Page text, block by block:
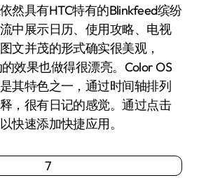
然具有HTC特有的Blinkfeed缤纷
中展示日历、使用攻略、电视
文并茂的形式确实很美观，
效果也做得很漂亮。Color OS
其特色之一，通过时间轴排列
，很有日记的感觉。通过点击
快速添加快捷应用。